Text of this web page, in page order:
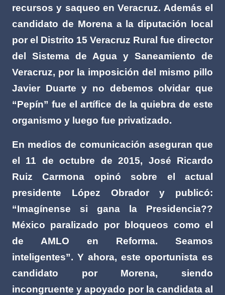
recursos y saqueo en Veracruz. Además el
candidato de Morena a la diputación local
por el Distrito 15 Veracruz Rural fue director
del Sistema de Agua y Saneamiento de
Veracruz, por la imposición del mismo pillo
Javier Duarte y no debemos olvidar que
“Pepín” fue el artífice de la quiebra de este
organismo y luego fue privatizado.
En medios de comunicación aseguran que
el 11 de octubre de 2015, José Ricardo
Ruiz Carmona opinó sobre el actual
presidente López Obrador y publicó:
“Imagínense si gana la Presidencia??
México paralizado por bloqueos como el
de AMLO en Reforma. Seamos
inteligentes”. Y ahora, este oportunista es
candidato por Morena, siendo
incongruente y apoyado por la candidata al